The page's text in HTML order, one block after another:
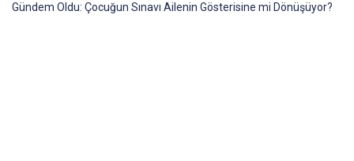
Gündem Oldu: Çocuğun Sınavı Ailenin Gösterisine mi Dönüşüyor?